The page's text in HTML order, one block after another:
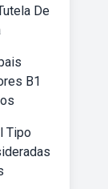
De
B1
Tipo